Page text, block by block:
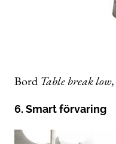
Bord Table break low,
6. Smart förvaring